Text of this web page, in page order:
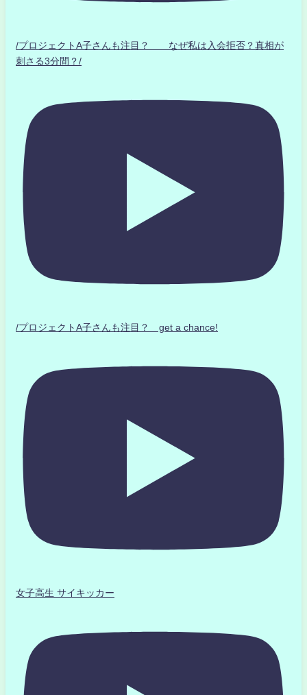
/プロジェクトA子さんも注目？ なぜ私は入会拒否？真相が
刺さる3分間？/
/プロジェクトA子さんも注目？ get a chance!
女子高生 サイキッカー